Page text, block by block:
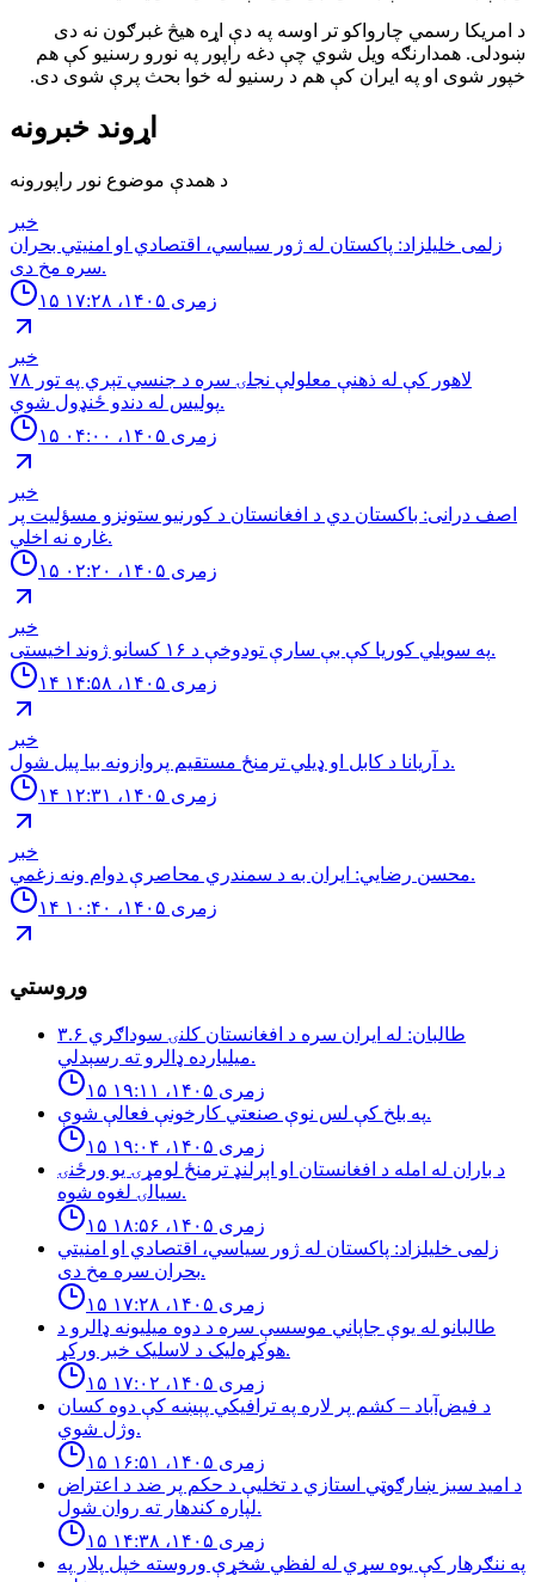
د امریکا رسمي چارواکو تر اوسه په دې اړه هیڅ غبرګون نه دی
ښودلی. همدارنګه ویل شوي چې دغه راپور په نورو رسنیو کې هم
خپور شوی او په ایران کې هم د رسنیو له خوا بحث پرې شوی دی.
اړوند خبرونه
د همدې موضوع نور راپورونه
خبر
زلمی خليلزاد: پاكستان له ژور سياسي، اقتصادي او امنيتي بحران
سره مخ دى.
۱۵ زمری ۱۴۰۵، ۱۷:۲۸
خبر
لاهور کې له ذهنې معلولې نجلۍ سره د جنسي تېري په تور ٧٨
پوليس له دندو ځنډول شوي.
۱۵ زمری ۱۴۰۵، ۰۴:۰۰
خبر
اصف درانى: باكستان دي د افغانستان د كورنيو ستونزو مسؤليت پر
غاره نه اخلي.
۱۵ زمری ۱۴۰۵، ۰۲:۲۰
خبر
په سويلي کوریا کې بې سارې تودوخې د ۱۶ کسانو ژوند اخیستی.
۱۴ زمری ۱۴۰۵، ۱۴:۵۸
خبر
د آريانا د کابل او ډيلي ترمنځ مستقيم پروازونه بيا پيل شول.
۱۴ زمری ۱۴۰۵، ۱۲:۳۱
خبر
محسن رضايي: ايران به د سمندري محاصرې دوام ونه زغمي.
۱۴ زمری ۱۴۰۵، ۱۰:۴۰
وروستي
طالبان: له ايران سره د افغانستان كلنۍ سوداګري ۳.۶
ميليارده ډالرو ته رسېدلي.
۱۵ زمری ۱۴۰۵، ۱۹:۱۱
په بلخ كې لس نوې صنعتي كارخونې فعالې شوې.
۱۵ زمری ۱۴۰۵، ۱۹:۰۴
د باران له امله د افغانستان او اېرلنډ ترمنځ لومړۍ يو ورځنۍ
سيالۍ لغوه شوه.
۱۵ زمری ۱۴۰۵، ۱۸:۵۶
زلمی خليلزاد: پاكستان له ژور سياسي، اقتصادي او امنيتي
بحران سره مخ دى.
۱۵ زمری ۱۴۰۵، ۱۷:۲۸
طالبانو له یوې جاپاني موسسې سره د دوه میلیونه ډالرو د
هوکړه‌لیک د لاسلیک خبر ورکړ.
۱۵ زمری ۱۴۰۵، ۱۷:۰۲
د فیض‌آباد – کشم پر لاره په ترافیکي پېښه کې دوه کسان
وژل شوي.
۱۵ زمری ۱۴۰۵، ۱۶:۵۱
د امید سبز ښارګوټي استازي د تخلیې د حکم پر ضد د اعتراض
لپاره کندهار ته روان شول.
۱۵ زمری ۱۴۰۵، ۱۴:۳۸
په ننګرهار کې یوه سړي له لفظي شخړې وروسته خپل پلار په